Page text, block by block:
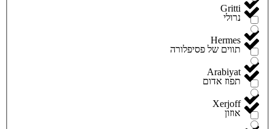
Gritti
Hermes
Arabiyat
Xerjoff
נרולי
תווים של פסיפלורה
תפוז אדום
אוזון